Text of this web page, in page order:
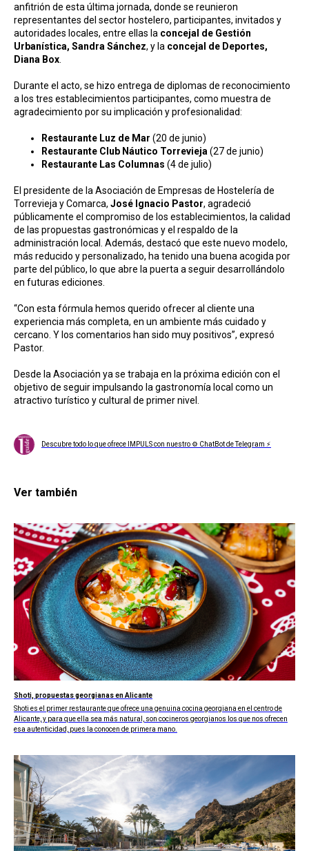
anfitrión de esta última jornada, donde se reunieron
representantes del sector hostelero, participantes, invitados y
autoridades locales, entre ellas la concejal de Gestión
Urbanística, Sandra Sánchez, y la concejal de Deportes,
Diana Box
Durante el acto, se hizo entrega de diplomas de reconocimiento
a los tres establecimientos participantes, como muestra de
agradecimiento por su implicación y profesionalidad:
Restaurante Luz de Mar (20 de junio)
Restaurante Club Náutico Torrevieja (27 de junio)
Restaurante Las Columnas (4 de julio)
El presidente de la Asociación de Empresas de Hostelería de
Torrevieja y Comarca, José Ignacio Pastor, agradeció
públicamente el compromiso de los establecimientos, la calidad
de las propuestas gastronómicas y el respaldo de la
administración local. Además, destacó que este nuevo modelo,
más reducido y personalizado, ha tenido una buena acogida por
parte del público, lo que abre la puerta a seguir desarrollándolo
en futuras ediciones.
“Con esta fórmula hemos querido ofrecer al cliente una
experiencia más completa, en un ambiente más cuidado y
cercano. Y los comentarios han sido muy positivos”, expresó
Pastor.
Desde la Asociación ya se trabaja en la próxima edición con el
objetivo de seguir impulsando la gastronomía local como un
atractivo turístico y cultural de primer nivel.
Descubre todo lo que ofrece IMPULS con nuestro ⚙ ChatBot de Telegram ⚡
Ver también
Shoti, propuestas georgianas en Alicante
Shoti es el primer restaurante que ofrece una genuina cocina georgiana en el centro de
Alicante, y para que ella sea más natural, son cocineros georgianos los que nos ofrecen
esa autenticidad, pues la conocen de primera mano.